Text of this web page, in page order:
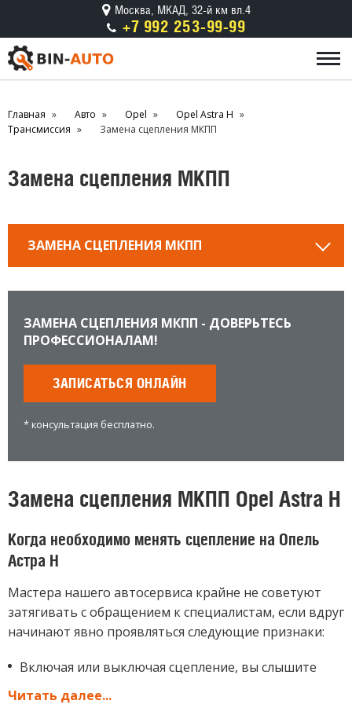
Москва, МКАД, 32-й км вл.4
+7 992 253-99-99
Главная Авто Opel
Opel Astra H
Трансмиссия
Замена сцепления МКПП
Замена сцепления МКПП
ЗАМЕНА СЦЕПЛЕНИЯ МКПП
ЗАМЕНА СЦЕПЛЕНИЯ МКПП - ДОВЕРЬТЕСЬ
ПРОФЕССИОНАЛАМ!
ЗАПИСАТЬСЯ ОНЛАЙН
* консультация бесплатно.
Замена сцепления МКПП Opel Astra H
Когда необходимо менять сцепление на Опель
Астра H
Мастера нашего автосервиса крайне не советуют
затягивать с обращением к специалистам, если вдруг
начинают явно проявляться следующие признаки:
Включая или выключая сцепление, вы слышите
Читать далее...